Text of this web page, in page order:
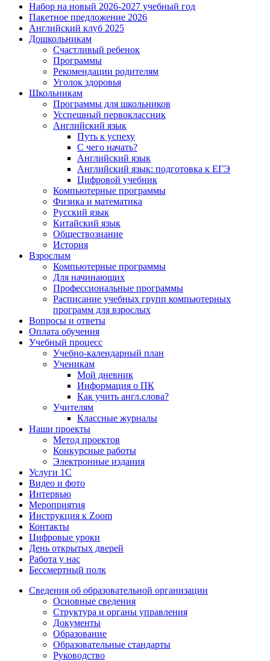
Набор на новый 2026-2027 учебный год
Пакетное предложение 2026
Английский клуб 2025
Дошкольникам
Счастливый ребенок
Программы
Рекомендации родителям
Уголок здоровья
Школьникам
Программы для школьников
Усспешный первоклассник
Английский язык
Путь к успеху
С чего начать?
Английский язык
Английский язык: подготовка к ЕГЭ
Цифровой учебник
Компьютерные программы
Физика и математика
Русский язык
Китайский язык
Обществознание
История
Взрослым
Компьютерные программы
Для начинающих
Профессиональные программы
Расписание учебных групп компьютерных
программ для взрослых
Вопросы и ответы
Оплата обучения
Учебный процесс
Учебно-календарный план
Ученикам
Мой дневник
Информация о ПК
Как учить англ.слова?
Учителям
Классные журналы
Наши проекты
Метод проектов
Конкурсные работы
Электронные издания
Услуги 1C
Видео и фото
Интервью
Мероприятия
Инструкция к Zoom
Контакты
Цифровые уроки
День открытых дверей
Работа у нас
Бессмертный полк
Сведения об образовательной организации
Основные сведения
Структура и органы управления
Документы
Образование
Образовательные стандарты
Руководство